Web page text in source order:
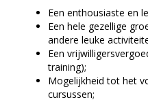
Een enthousiaste en
Een hele gezellige
andere leuke
Een
training);
Mogelijkheid tot het
cursussen;